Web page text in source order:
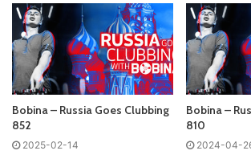
No playlist
01. Matt Darey presents Lost Tribe –
Motion Remix) /ASOT/
02. Ginchy X Ernesto X Bastian ft Susana
03. CLUBBERS CHOICE/ Matt Fax & Jack
Fax & Jack Dawson /COLORIZE/
Bobina – Russia Goes Clubbing
852
2025-02-14
Bobina –
810
2024-04-